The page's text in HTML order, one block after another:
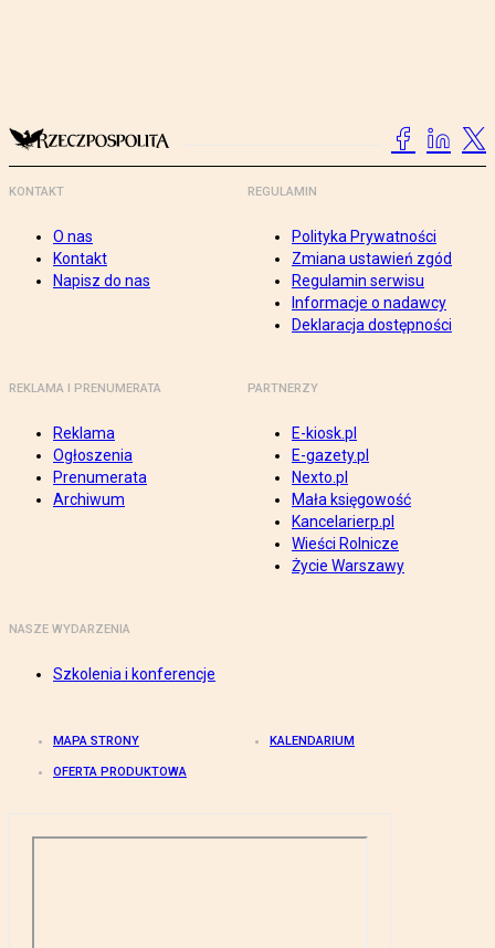
KONTAKT
O nas
Kontakt
Napisz do nas
REGULAMIN
Polityka Prywatności
Zmiana ustawień zgód
Regulamin serwisu
Informacje o nadawcy
Deklaracja dostępności
REKLAMA I PRENUMERATA
Reklama
Ogłoszenia
Prenumerata
Archiwum
PARTNERZY
E-kiosk.pl
E-gazety.pl
Nexto.pl
Mała księgowość
Kancelarierp.pl
Wieści Rolnicze
Życie Warszawy
NASZE WYDARZENIA
Szkolenia i konferencje
MAPA STRONY KALENDARIUM
OFERTA PRODUKTOWA